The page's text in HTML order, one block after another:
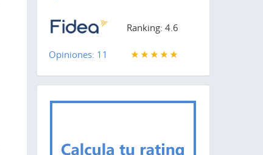
Ranking: 4.6
Opiniones: 11